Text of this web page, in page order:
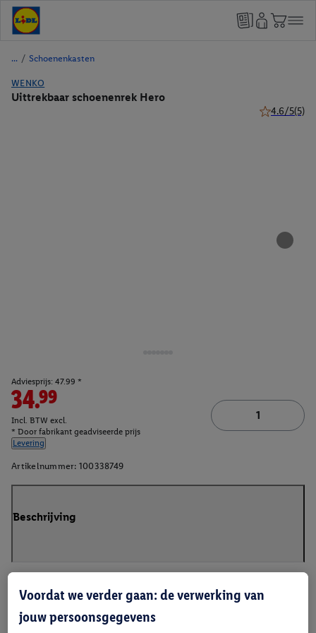
/ Schoenenkasten
WENKO
Uittrekbaar schoenenrek Hero
4.6/5(5)
Adviesprijs: 47.99 *
34.99
Incl. BTW excl.
* Door fabrikant geadviseerde prijs
Levering
Artikelnummer: 100338749
Beschrijving
Voordat we verder gaan: de verwerking van
jouw persoonsgegevens